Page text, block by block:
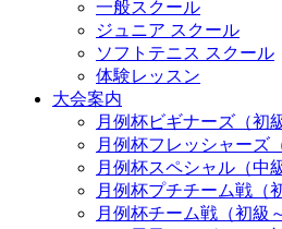
一般スクール
ジュニア スクール
ソフトテニス スクール
体験レッスン
大会案内
月例杯ビギナーズ（初
月例杯フレッシャーズ
月例杯スペシャル（中
月例杯プチチーム戦（
月例杯チーム戦（初級